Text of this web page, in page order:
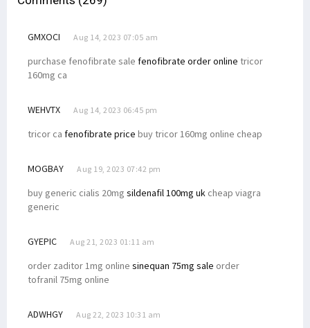
GMXOCI Aug 14, 2023 07:05 am
purchase fenofibrate sale fenofibrate order online tricor
160mg ca
WEHVTX Aug 14, 2023 06:45 pm
tricor ca fenofibrate price buy tricor 160mg online cheap
MOGBAY Aug 19, 2023 07:42 pm
buy generic cialis 20mg sildenafil 100mg uk cheap viagra
generic
GYEPIC Aug 21, 2023 01:11 am
order zaditor 1mg online sinequan 75mg sale order
tofranil 75mg online
ADWHGY Aug 22, 2023 10:31 am